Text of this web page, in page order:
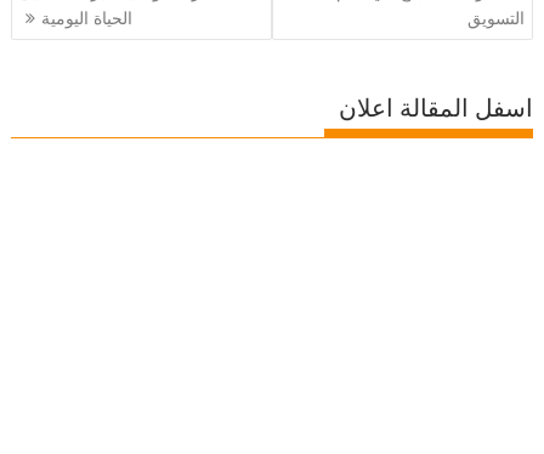
المقالات
التسويق
الحياة اليومية
اسفل المقالة اعلان